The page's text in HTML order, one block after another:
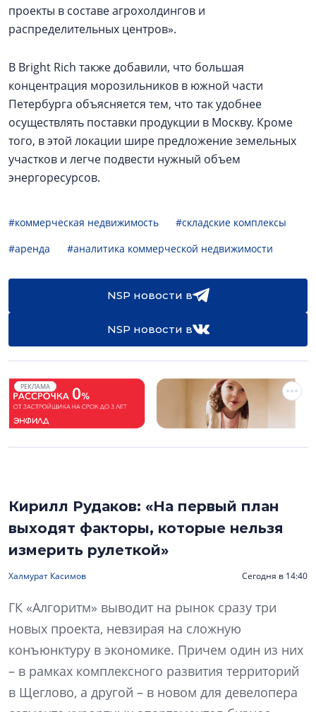
проекты в составе агрохолдингов и
распределительных центров».
В Bright Rich также добавили, что большая
концентрация морозильников в южной части
Петербурга объясняется тем, что так удобнее
осуществлять поставки продукции в Москву. Кроме
того, в этой локации шире предложение земельных
участков и легче подвести нужный объем
энергоресурсов.
#коммерческая недвижимость
#складские комплексы
#аренда
#аналитика коммерческой недвижимости
NSP новости в
NSP новости в
РЕКЛАМА
Кирилл Рудаков: «На первый план
выходят факторы, которые нельзя
измерить рулеткой»
Халмурат Касимов Сегодня в 14:40
ГК «Алгоритм» выводит на рынок сразу три
новых проекта, невзирая на сложную
конъюнктуру в экономике. Причем один из них
– в рамках комплексного развития территорий
в Щеглово, а другой – в новом для девелопера